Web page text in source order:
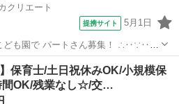
クリエート
提携サイト 5月1日
園で パートさん募集！ ∴‥∵‥
】保育士/土日祝休みOK/小規模保
間OK/残業なし☆/交…